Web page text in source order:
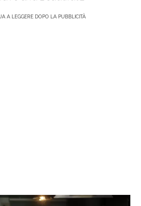
A LEGGERE DOPO LA PUBBLICITÀ